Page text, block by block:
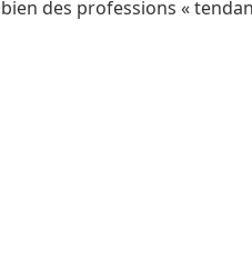
des professions «